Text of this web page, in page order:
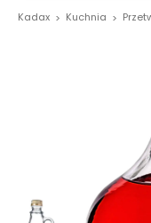
Kadax > Kuchnia >